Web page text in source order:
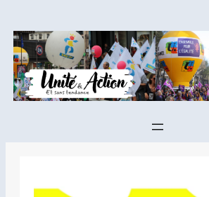
au
contenu